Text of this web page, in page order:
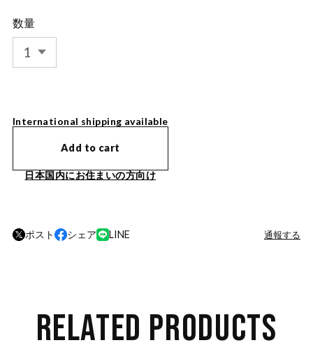
数量
International shipping available
Add to cart
日本国内にお住まいの方向け
ポスト シェア LINE 通報する
RELATED PRODUCTS